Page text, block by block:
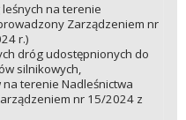
na terenie
Zarządzeniem nr
r.)
dróg udostępnionych do
silnikowych,
terenie Nadleśnictwa
nr 15/2024 z